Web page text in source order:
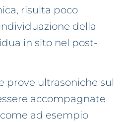
risulta poco
della
in sito nel post-
prove ultrasoniche sul
accompagnate
ad esempio